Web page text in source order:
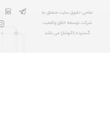
حقوق سایت متعلق به
توسعه خلاق واقعیت
گسترده (اکوشار) می باشد